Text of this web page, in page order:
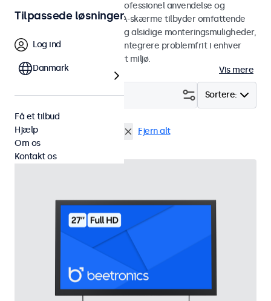
VGA-skærme designet til professionel anvendelse og
kontinuerlig brug. Vores VGA-skærme tilbyder omfattende
konfigurationsmuligheder og alsidige monteringsmuligheder,
hvilket gør dem nemme at integrere problemfrit i enhver
anvendelsesform og ethvert miljø.
Vis mere
Sortere:
Filter (1)
VGA Fjern alt
Tilpassede løsninger
Log ind
Danmark
Få et tilbud
Hjælp
Om os
Kontakt os